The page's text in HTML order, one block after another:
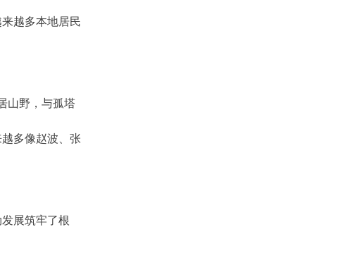
越多本地居民
山野，与孤塔
多像赵波、张
展筑牢了根